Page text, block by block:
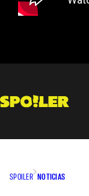
SPOILER NOTICIAS